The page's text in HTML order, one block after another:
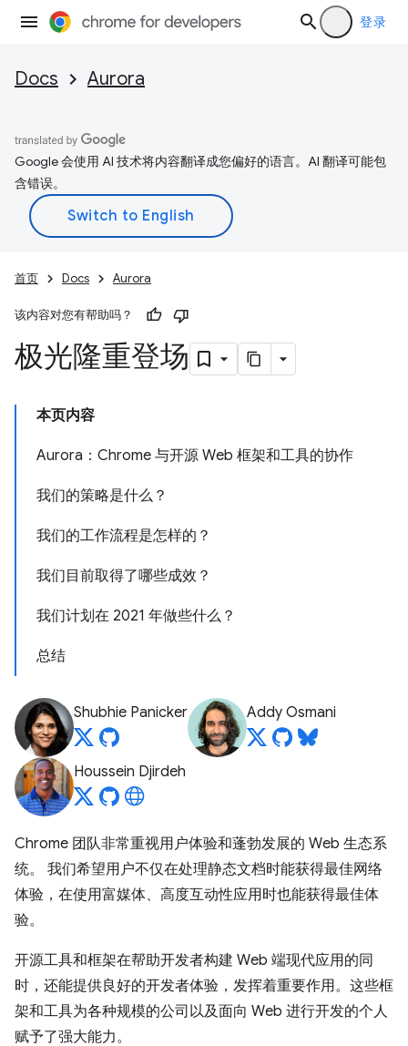
登录
Docs Aurora
Google 会使用 AI 技术将内容翻译成您偏好的语言。AI 翻译可能包
含错误。
首页 Docs Aurora
该内容对您有帮助吗？
极光隆重登场
本页内容
Aurora：Chrome 与开源 Web 框架和工具的协作
我们的策略是什么？
我们的工作流程是怎样的？
我们目前取得了哪些成效？
我们计划在 2021 年做些什么？
总结
Shubhie Panicker Addy Osmani
Houssein Djirdeh
Chrome 团队非常重视用户体验和蓬勃发展的 Web 生态系
统。 我们希望用户不仅在处理静态文档时能获得最佳网络
体验，在使用富媒体、高度互动性应用时也能获得最佳体
验。
开源工具和框架在帮助开发者构建 Web 端现代应用的同
时，还能提供良好的开发者体验，发挥着重要作用。这些框
架和工具为各种规模的公司以及面向 Web 进行开发的个人
赋予了强大能力。